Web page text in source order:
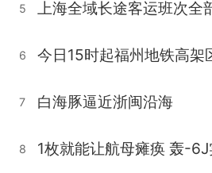
5 上海全域长途客运班次全
6
7 白海豚逼近浙闽沿海
8